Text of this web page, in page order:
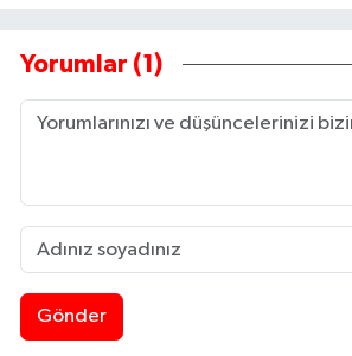
Yorumlar (1)
Gönder